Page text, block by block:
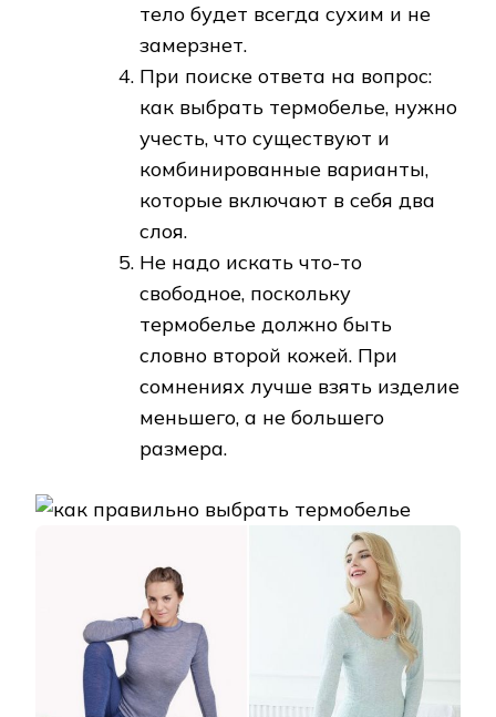
тело будет всегда сухим и не
замерзнет.
При поиске ответа на вопрос:
как выбрать термобелье, нужно
учесть, что существуют и
комбинированные варианты,
которые включают в себя два
слоя.
Не надо искать что-то
свободное, поскольку
термобелье должно быть
словно второй кожей. При
сомнениях лучше взять изделие
меньшего, а не большего
размера.